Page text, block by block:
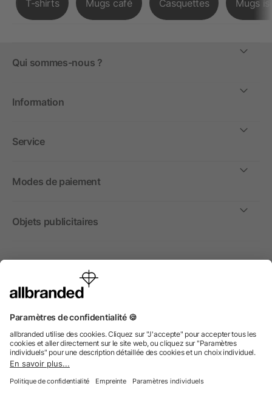
T-shirts Mugs café Casquettes Mugs
Qui sommes-nous ?
Information
Service
Modes de paiement
Objets publicitaires
International
Nous commercialisons nos objets publicitaires et articles